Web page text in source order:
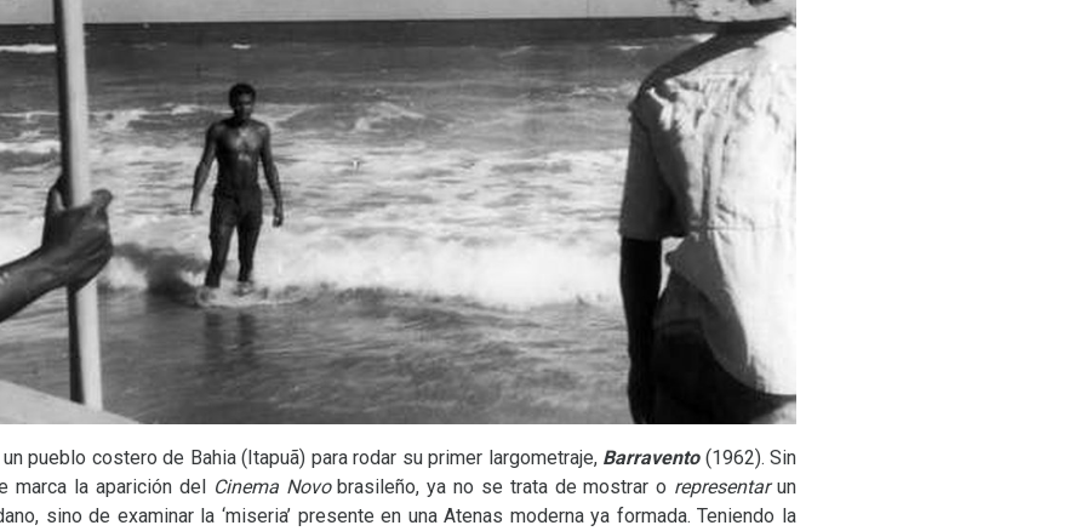
pueblo costero de Bahia (Itapuã) para rodar su primer largometraje, Barravento(1962). Sin
marca la aparición del Cinema Novobrasileño, ya no se trata de mostrar o representarun
sino de examinar la ‘miseria’ presente en una Atenas moderna ya formada. Teniendo la